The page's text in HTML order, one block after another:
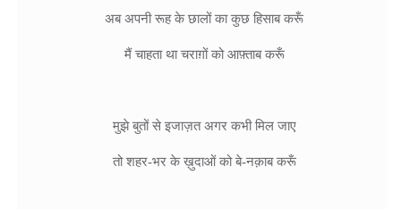
अब अपनी रूह के छालों का कुछ हिसाब करूँ
मैं चाहता था चराग़ों को आफ़्ताब करूँ
मुझे बुतों से इजाज़त अगर कभी मिल जाए
तो शहर-भर के ख़ुदाओं को बे-नक़ाब करूँ